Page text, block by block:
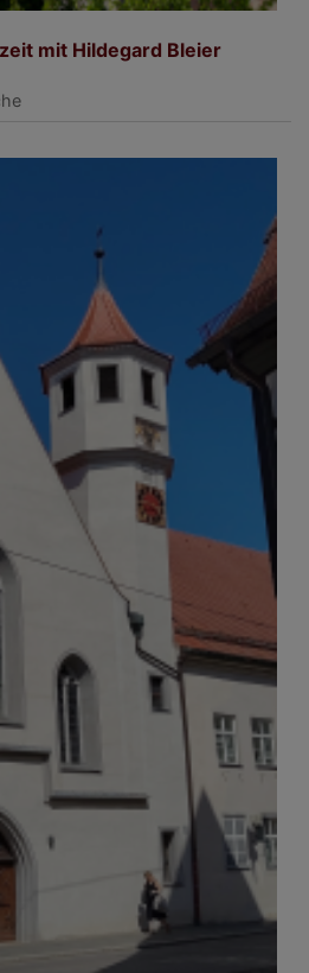
mit Hildegard Bleier